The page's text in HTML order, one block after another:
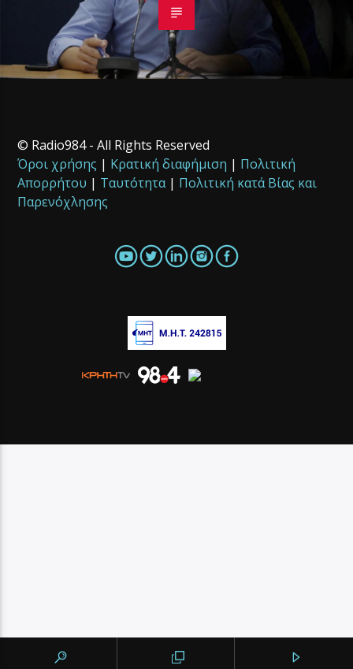
© Radio984 - All Rights Reserved
Όροι χρήσης | Κρατική διαφήμιση | Πολιτική
Απορρήτου | Ταυτότητα| Πολιτική κατά Βίας και
Παρενόχλησης